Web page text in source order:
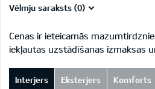
Vēlmju saraksts (0)
Cenas ir ieteicamās
iekļautas uzstādīšanas izmaksas
Interjers Eksterjers Komforts